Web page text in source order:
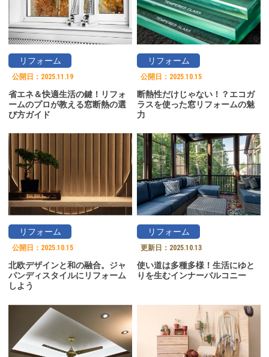
リフォーム
公開日： 2025.11.19
省エネ＆快適生活の鍵！リフォ
ームのプロが教える窓断熱の選
び方ガイド
リフォーム
公開日： 2025.10.15
断熱性だけじゃない！？エコガ
ラスを使った窓リフォームの魅
力
リフォーム
公開日： 2025.10.15
北欧デザインと和の融合。ジャ
パンディスタイルにリフォーム
しよう
リフォーム
更新日： 2025.10.13
使い道は多種多様！生活にゆと
りを生むインナーバルコニー